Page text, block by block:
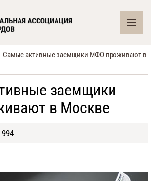
Самые активные заемщики МФО проживают в
заемщики
в Москве
994